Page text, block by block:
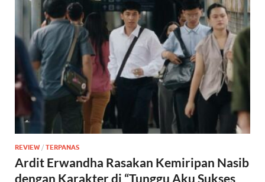
REVIEW / TERPANAS
Ardit Erwandha Rasakan Kemiripan Nasib
dengan Karakter di “Tunggu Aku Sukses